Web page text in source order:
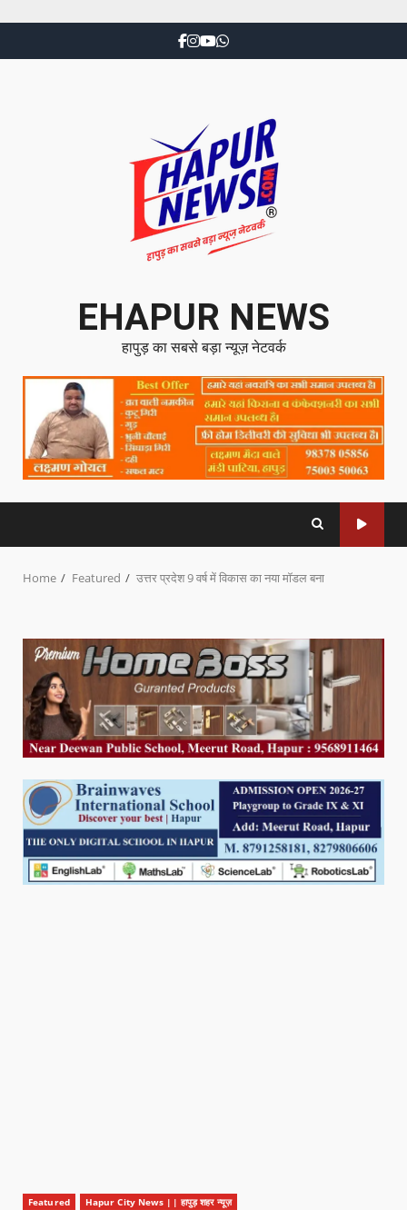
EHAPUR NEWS
हापुड़ का सबसे बड़ा न्यूज़ नेटवर्क
Home Featured उत्तर प्रदेश 9 वर्ष में विकास का नया मॉडल बना
Featured Hapur City News || हापुड़ शहर न्यूज़